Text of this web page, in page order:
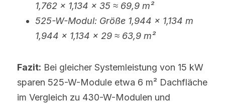
1,762 × 1,134 × 35 ≈ 69,9 m²
525-W-Modul: Größe 1,944 × 1,134 m
1,944 × 1,134 × 29 ≈ 63,9 m²
Fazit: Bei gleicher Systemleistung von 15 kW
sparen 525-W-Module etwa 6 m² Dachfläche
im Vergleich zu 430-W-Modulen und